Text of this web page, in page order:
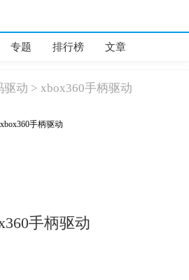
专题 排行榜 文章
驱动 > xbox360手柄驱动
手柄驱动